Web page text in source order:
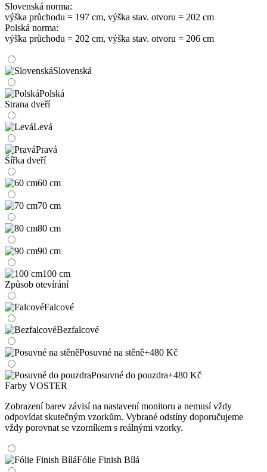
Slovenská norma:
výška průchodu = 197 cm, výška stav. otvoru = 202 cm
Polská norma:
výška průchodu = 202 cm, výška stav. otvoru = 206 cm
Slovenská
Polská
Strana dveří
Levá
Pravá
Šířka dveří
60 cm
70 cm
80 cm
90 cm
100 cm
Způsob otevírání
Falcové
Bezfalcové
Posuvné na stěně+480 Kč
Posuvné do pouzdra+480 Kč
Farby VOSTER
Zobrazení barev závisí na nastavení monitoru a nemusí vždy
odpovídat skutečným vzorkům. Vybrané odstíny doporučujeme
vždy porovnat se vzorníkem s reálnými vzorky.
Fólie Finish Bílá